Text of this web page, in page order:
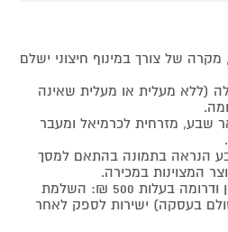
של צורך במינוף חיצוני ישלם
(ללא מעלית או מעלית שאינה
שבע, מזרחית לכרמיאל ומעבר
הנראה בתמונה בהתאם למסך
הובלה והרכבה למצפה רמון ודרומה בעלות 500 ₪: השלמת
בעסקה) ישירות לספק לאחר